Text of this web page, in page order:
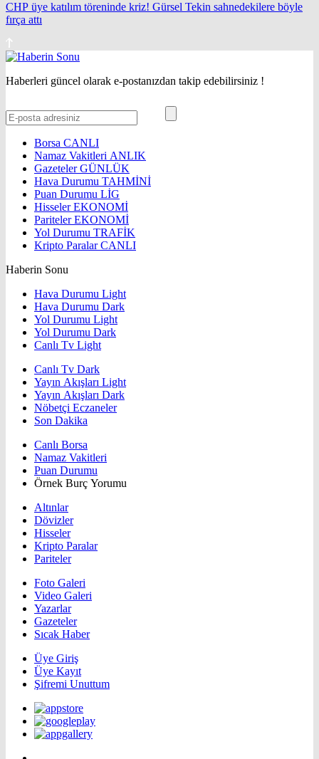
CHP üye katılım töreninde kriz! Gürsel Tekin sahnedekilere böyle
fırça attı
Haberleri güncel olarak e-postanızdan takip edebilirsiniz !
Borsa CANLI
Namaz Vakitleri ANLIK
GazetelerGÜNLÜK
Hava Durumu TAHMİNİ
Puan Durumu LİG
HisselerEKONOMİ
ParitelerEKONOMİ
Yol Durumu TRAFİK
Kripto ParalarCANLI
Haberin Sonu
Hava Durumu Light
Hava Durumu Dark
Yol Durumu Light
Yol Durumu Dark
Canlı Tv Light
Canlı Tv Dark
Yayın Akışları Light
Yayın Akışları Dark
Nöbetçi Eczaneler
Son Dakika
Canlı Borsa
Namaz Vakitleri
Puan Durumu
Örnek Burç Yorumu
Altınlar
Dövizler
Hisseler
Kripto Paralar
Pariteler
Foto Galeri
Video Galeri
Yazarlar
Gazeteler
Sıcak Haber
Üye Giriş
Üye Kayıt
Şifremi Unuttum